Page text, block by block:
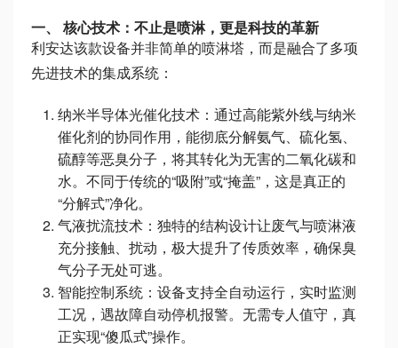
一、 核心技术：不止是喷淋，更是科技的革新
利安达该款设备并非简单的喷淋塔，而是融合了多项
先进技术的集成系统：
纳米半导体光催化技术：通过高能紫外线与纳米
催化剂的协同作用，能彻底分解氨气、硫化氢、
硫醇等恶臭分子，将其转化为无害的二氧化碳和
水。不同于传统的“吸附”或“掩盖”，这是真正的
“分解式”净化。
气液扰流技术：独特的结构设计让废气与喷淋液
充分接触、扰动，极大提升了传质效率，确保臭
气分子无处可逃。
智能控制系统：设备支持全自动运行，实时监测
工况，遇故障自动停机报警。无需专人值守，真
正实现“傻瓜式”操作。